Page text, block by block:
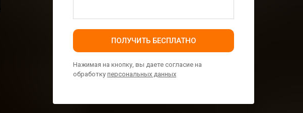
ПОЛУЧИТЬ БЕСПЛАТНО
Нажимая на кнопку, вы даете согласие на
обработку персональных данных